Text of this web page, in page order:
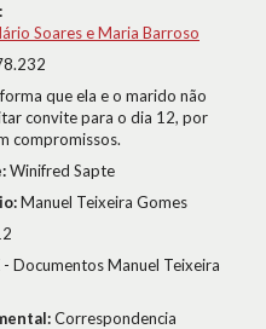
Soares e Maria Barroso
que ela e o marido não
convite para o dia 12, por
compromissos.
Winifred Sapte
Manuel Teixeira Gomes
- Documentos Manuel Teixeira
Correspondencia